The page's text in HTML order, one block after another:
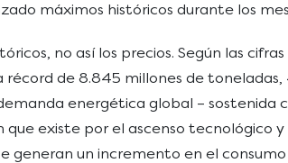
máximos históricos durante los
no así los precios. Según las
récord de 8.845 millones de
energética global – sostenida
existe por el ascenso tecnológico
un incremento en el